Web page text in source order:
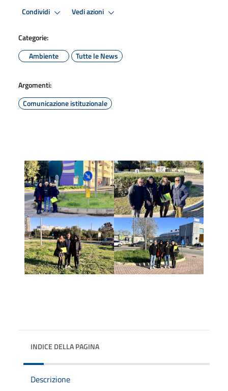
Condividi Vedi azioni
Categorie:
Ambiente
Tutte le News
Argomenti:
Comunicazione istituzionale
INDICE DELLA PAGINA
Descrizione